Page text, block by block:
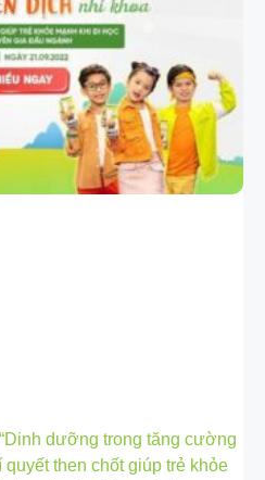
dưỡng trong tăng cường
quyết then chốt giúp trẻ khỏe